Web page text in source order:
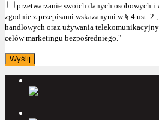
przetwarzanie swoich danych osobowych i
zgodnie z przepisami wskazanymi w § 4 ust. 2
handlowych oraz używania
celów marketingu bezpośredniego."